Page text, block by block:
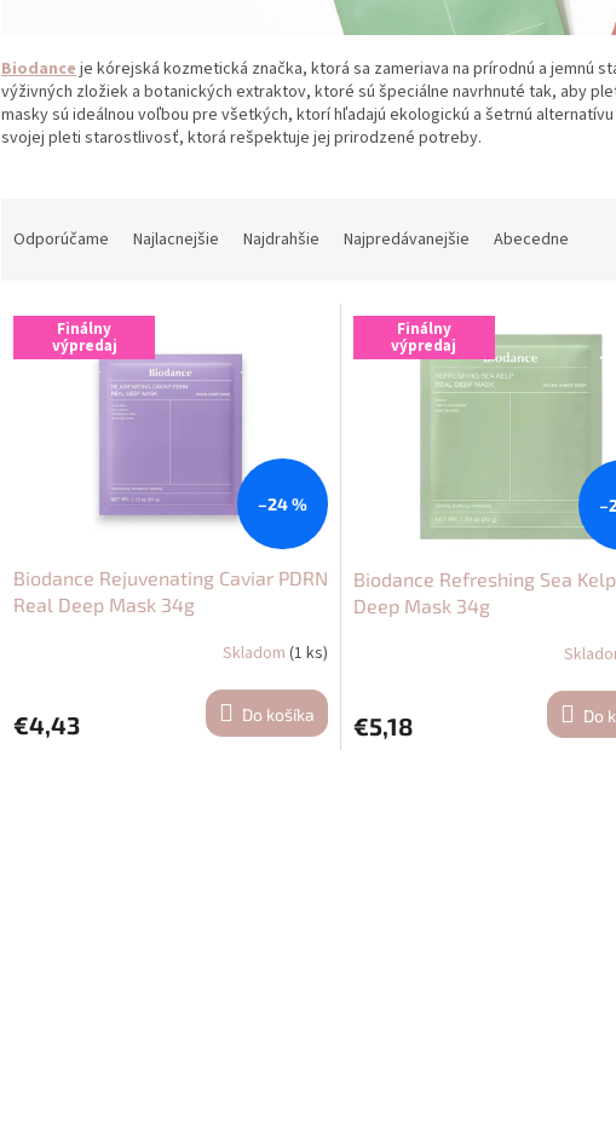
Biodanceje kórejská kozmetická značka, ktorá sa zameriava na prírodnú a jemnú
výživných zložiek a botanických extraktov, ktoré sú špeciálne navrhnuté tak, aby
masky sú ideálnou voľbou pre všetkých, ktorí hľadajú ekologickú a šetrnú
svojej pleti starostlivosť, ktorá rešpektuje jej prirodzené potreby.
n
Odporúčame Najlacnejšie Najdrahšie Najpredávanejšie Abecedne
V
Finálny
výpredaj
–24 %
Biodance Rejuvenating Caviar PDRN
Real Deep Mask 34g
Skladom (1 ks)
€4,43 Do košíka
Finálny
výpredaj
Biodance Refreshing Sea
Deep Mask 34g
€5,18 Do